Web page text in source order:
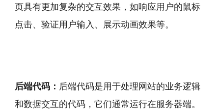
页具有更加复杂的交互效果，如响应用户的鼠标
点击、验证用户输入、展示动画效果等。
后端代码： 后端代码是用于处理网站的业务逻辑
和数据交互的代码，它们通常运行在服务器端。